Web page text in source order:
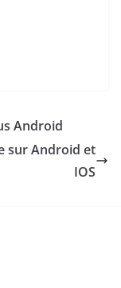
Android
sur Android et
IOS